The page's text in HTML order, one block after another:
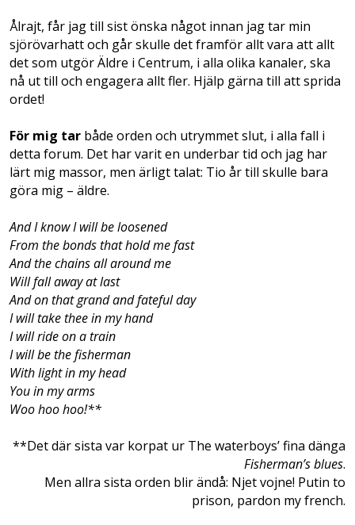
Ålrajt, får jag till sist önska något innan jag tar min
sjörövarhatt och går skulle det framför allt vara att allt
det som utgör Äldre i Centrum, i alla olika kanaler, ska
nå ut till och engagera allt fler. Hjälp gärna till att sprida
ordet!
För mig tar både orden och utrymmet slut, i alla fall i
detta forum. Det har varit en underbar tid och jag har
lärt mig massor, men ärligt talat: Tio år till skulle bara
göra mig – äldre.
And I know I will be loosened
From the bonds that hold me fast
And the chains all around me
Will fall away at last
And on that grand and fateful day
I will take thee in my hand
I will ride on a train
I will be the fisherman
With light in my head
You in my arms
Woo hoo hoo!**
**Det där sista var korpat ur The waterboys’ fina dänga
Fisherman’s blues.
Men allra sista orden blir ändå: Njet vojne! Putin to
prison, pardon my french.